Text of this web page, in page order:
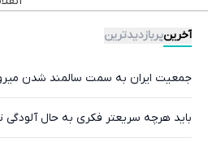
آخرینپربازدیدترین
جمعیت ایران به سمت سالمند شدن
باید هرچه سریعتر فکری به حال آلودگی